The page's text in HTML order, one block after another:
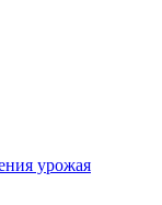
урожая